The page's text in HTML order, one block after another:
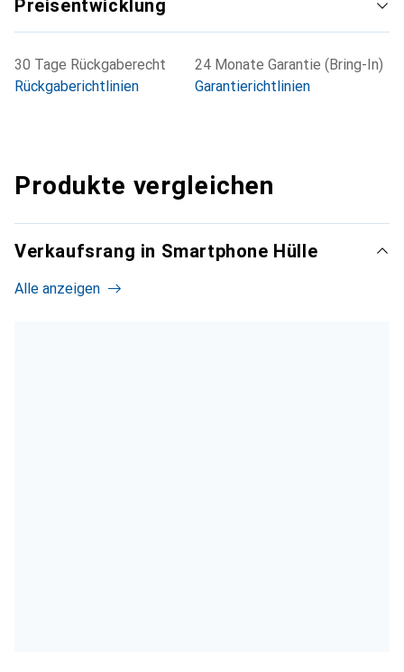
Preisentwicklung
30 Tage Rückgaberecht
Rückgaberichtlinien
24 Monate Garantie (Bring-In)
Garantierichtlinien
Produkte vergleichen
Verkaufsrang in Smartphone Hülle
Alle anzeigen